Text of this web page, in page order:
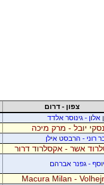
צפון - דרום
אלון - גינוסר אלדד
יובל - מרק מיכה
רוני - הרבסט אילן
אשר - אקסלרוד דרור
יוסף - גפנר אברהם
Macura Milan -